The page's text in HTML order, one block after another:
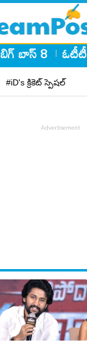
బిగ్ బాస్ 8 ఓటీటీ
#iD's క్రికెట్ స్పెషల్